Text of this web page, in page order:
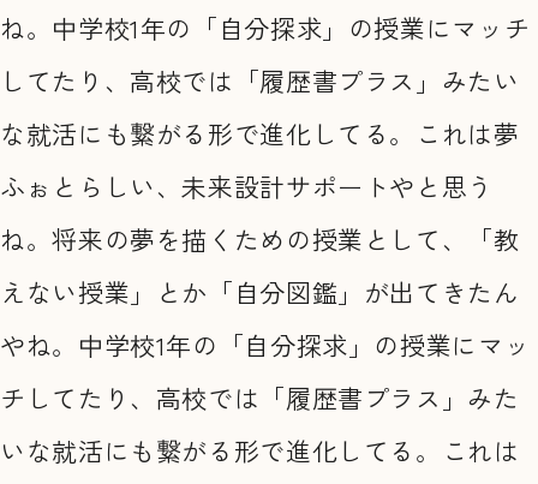
ね。中学校1年の「自分探求」の授業にマッチ
してたり、高校では「履歴書プラス」みたい
な就活にも繋がる形で進化してる。これは夢
ふぉとらしい、未来設計サポートやと思う
ね。将来の夢を描くための授業として、「教
えない授業」とか「自分図鑑」が出てきたん
やね。中学校1年の「自分探求」の授業にマッ
チしてたり、高校では「履歴書プラス」みた
いな就活にも繋がる形で進化してる。これは